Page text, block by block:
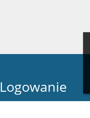
Logowanie